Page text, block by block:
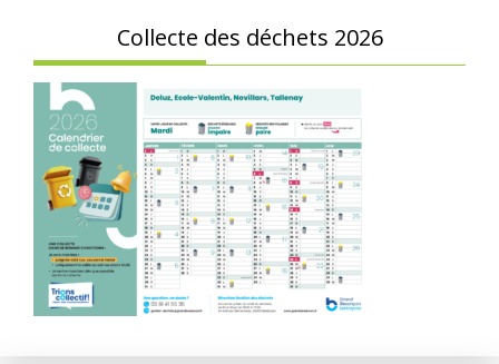
Collecte des déchets 2026